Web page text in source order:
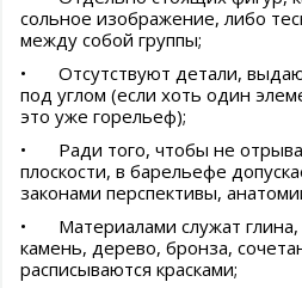
сольное изображение, либо
между собой группы;
•
Отсутствуют детали,
под углом (если хоть один
это уже горельеф);
•
Ради того, чтобы не
плоскости, в барельефе
законами перспективы,
•
Материалами служат
камень, дерево, бронза,
расписываются красками;